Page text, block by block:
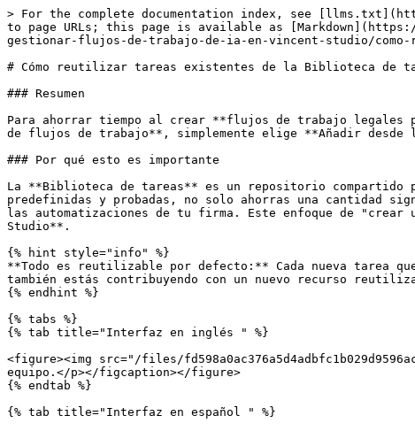
> For the complete documentation index, see
to page URLs; this page is available as
gestionar-flujos-de-trabajo-de-ia-en-vincent-studio/
# Cómo reutilizar tareas existentes de la Biblioteca de
### Resumen
Para ahorrar tiempo al crear **flujos de trabajo legales
de flujos de trabajo**, simplemente elige **Añadir
### Por qué esto es importante
La **Biblioteca de tareas** es un repositorio
predefinidas y probadas, no solo ahorras una cantidad
las automatizaciones de tu firma. Este enfoque de
Studio**.
{% hint style="info" %}
**Todo es reutilizable por defecto:** Cada nueva tarea
también estás contribuyendo con un nuevo recurso
{% endhint %}
{% tabs %}
{% tab title="Interfaz en inglés " %}
<figure><img src="/files/
equipo.</p></figcaption></figure>
{% endtab %}
{% tab title="Interfaz en español " %}